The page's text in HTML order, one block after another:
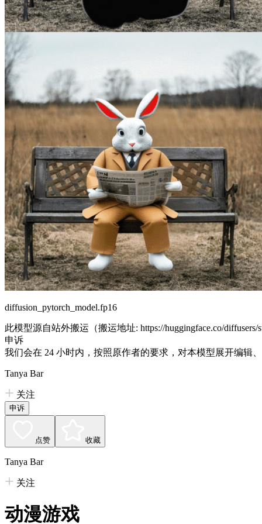
diffusion_pytorch_model.fp16
此模型源自站外搬运（搬运地址: https://huggingface.co/
申诉
我们会在 24 小时内，按照原作者的要求，对本模型展开编辑
Tanya Bar
关注
申诉
点赞 收藏
Tanya Bar
关注
动漫游戏